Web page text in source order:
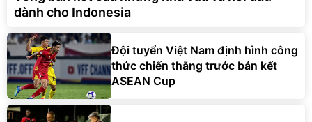
dành cho Indonesia
Đội tuyển Việt Nam định hình công
thức chiến thắng trước bán kết
ASEAN Cup